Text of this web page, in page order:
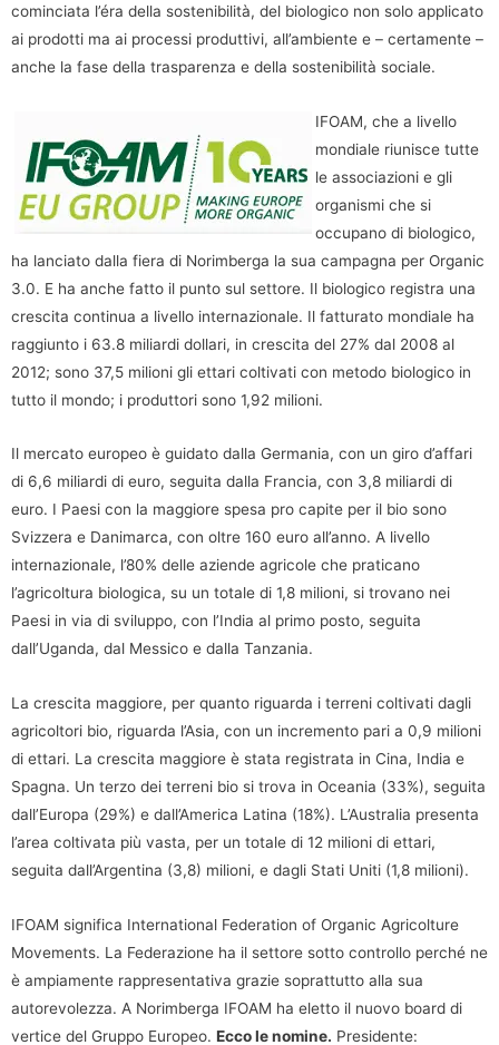
cominciata l’éra della sostenibilità, del biologico non solo applicato
ai prodotti ma ai processi produttivi, all’ambiente e – certamente –
anche la fase della trasparenza e della sostenibilità sociale.
IFOAM, che a livello
mondiale riunisce tutte
le associazioni e gli
organismi che si
occupano di biologico,
ha lanciato dalla fiera di Norimberga la sua campagna per Organic
3.0. E ha anche fatto il punto sul settore. Il biologico registra una
crescita continua a livello internazionale. Il fatturato mondiale ha
raggiunto i 63.8 miliardi dollari, in crescita del 27% dal 2008 al
2012; sono 37,5 milioni gli ettari coltivati con metodo biologico in
tutto il mondo; i produttori sono 1,92 milioni.
Il mercato europeo è guidato dalla Germania, con un giro d’affari
di 6,6 miliardi di euro, seguita dalla Francia, con 3,8 miliardi di
euro. I Paesi con la maggiore spesa pro capite per il bio sono
Svizzera e Danimarca, con oltre 160 euro all’anno. A livello
internazionale, l’80% delle aziende agricole che praticano
l’agricoltura biologica, su un totale di 1,8 milioni, si trovano nei
Paesi in via di sviluppo, con l’India al primo posto, seguita
dall’Uganda, dal Messico e dalla Tanzania.
La crescita maggiore, per quanto riguarda i terreni coltivati dagli
agricoltori bio, riguarda l’Asia, con un incremento pari a 0,9 milioni
di ettari. La crescita maggiore è stata registrata in Cina, India e
Spagna. Un terzo dei terreni bio si trova in Oceania (33%), seguita
dall’Europa (29%) e dall’America Latina (18%). L’Australia presenta
l’area coltivata più vasta, per un totale di 12 milioni di ettari,
seguita dall’Argentina (3,8) milioni, e dagli Stati Uniti (1,8 milioni).
IFOAM significa International Federation of Organic Agricolture
Movements. La Federazione ha il settore sotto controllo perché ne
è ampiamente rappresentativa grazie soprattutto alla sua
autorevolezza. A Norimberga IFOAM ha eletto il nuovo board di
vertice del Gruppo Europeo. Ecco le nomine. Presidente: